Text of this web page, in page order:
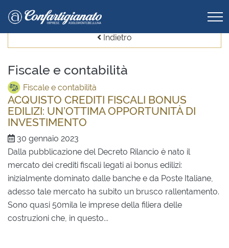
Indietro
Fiscale e contabilità
Fiscale e contabilità
ACQUISTO CREDITI FISCALI BONUS
EDILIZI: UN’OTTIMA OPPORTUNITÀ DI
INVESTIMENTO
30 gennaio 2023
Dalla pubblicazione del Decreto Rilancio è nato il
mercato dei crediti fiscali legati ai bonus edilizi:
inizialmente dominato dalle banche e da Poste Italiane,
adesso tale mercato ha subito un brusco rallentamento.
Sono quasi 50mila le imprese della filiera delle
costruzioni che, in questo...